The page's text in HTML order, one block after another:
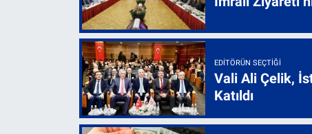
EDITÖRÜN SEÇTIĞI
Vali Ali Çelik,
Katıldı